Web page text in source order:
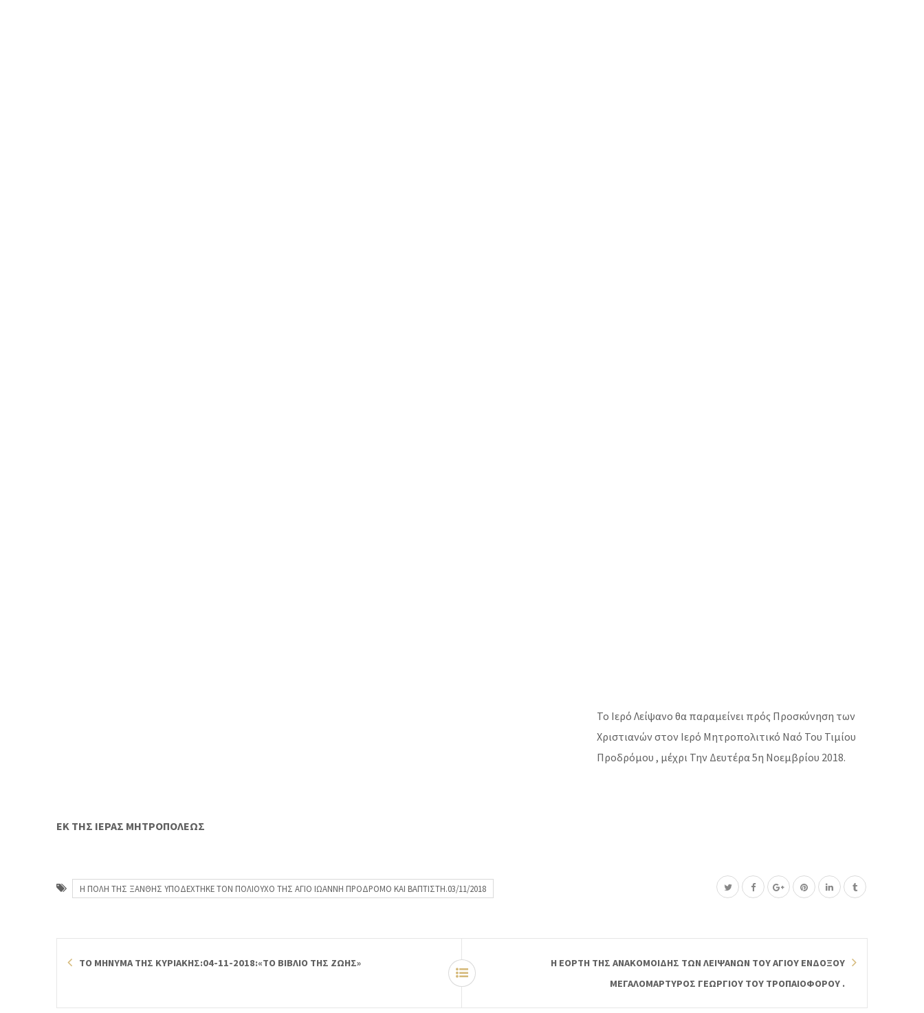
Το Ιερό Λείψανο θα παραμείνει πρός Προσκύνηση των
Χριστιανών στον Ιερό Μητροπολιτικό Ναό Του Τιμίου
Προδρόμου , μέχρι Την Δευτέρα 5η Νοεμβρίου 2018.
ΕΚ ΤΗΣ ΙΕΡΑΣ ΜΗΤΡΟΠΟΛΕΩΣ
Η ΠΟΛΗ ΤΗΣ ΞΑΝΘΗΣ ΥΠΟΔΕΧΤΗΚΕ ΤΟΝ ΠΟΛΙΟΥΧΟ ΤΗΣ ΑΓΙΟ ΙΩΑΝΝΗ ΠΡΟΔΡΟΜΟ ΚΑΙ ΒΑΠΤΙΣΤΗ.03/11/2018
ΤΟ ΜΗΝΥΜΑ ΤΗΣ ΚΥΡΙΑΚΗΣ:04-11-2018:«ΤΟ ΒΙΒΛΙΟ ΤΗΣ ΖΩΗΣ»
Η ΕΟΡΤΗ ΤΗΣ ΑΝΑΚΟΜΟΙΔΗΣ ΤΩΝ ΛΕΙΨΑΝΩΝ ΤΟΥ ΑΓΙΟΥ ΕΝΔΟΞΟΥ
ΜΕΓΑΛΟΜΑΡΤΥΡΟΣ ΓΕΩΡΓΙΟΥ ΤΟΥ ΤΡΟΠΑΙΟΦΟΡΟΥ .